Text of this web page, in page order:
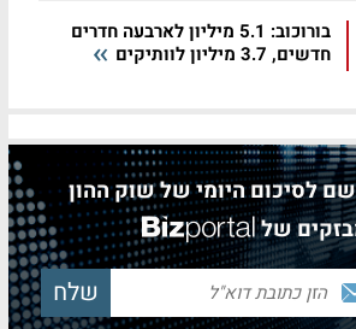
בורוכוב: 5.1 מיליון לארבעה חדרים
חדשים, 3.7 מיליון לוותיקים
לסיכום היומי של שוק ההון
של